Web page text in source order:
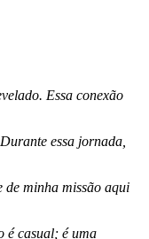
Essa conexão
essa jornada,
de minha missão aqui
é casual; é uma